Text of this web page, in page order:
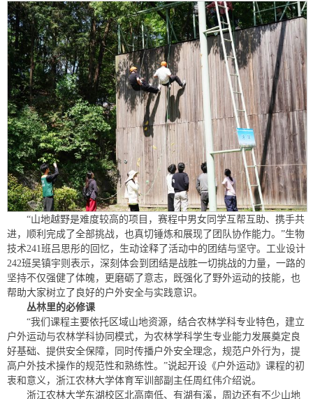
“山地越野是难度较高的项目，赛程中男女同学互帮互助、携手共
进，顺利完成了全部挑战，也真切锤炼和展现了团队协作能力。”生物
技术241班吕思彤的回忆，生动诠释了活动中的团结与坚守。工业设计
242班吴镇宇则表示，深刻体会到团结是战胜一切挑战的力量，一路的
坚持不仅强健了体魄，更磨砺了意志，既强化了野外运动的技能，也
帮助大家树立了良好的户外安全与实践意识。
丛林里的必修课
“我们课程主要依托区域山地资源，结合农林学科专业特色，建立
户外运动与农林学科协同模式，为农林学科学生专业能力发展奠定良
好基础、提供安全保障，同时传播户外安全理念，规范户外行为，提
高户外技术操作的规范性和熟练性。”说起开设《户外运动》课程的初
衷和意义，浙江农林大学体育军训部副主任周红伟介绍说。
浙江农林大学东湖校区北高南低、有湖有溪，周边还有不少山地